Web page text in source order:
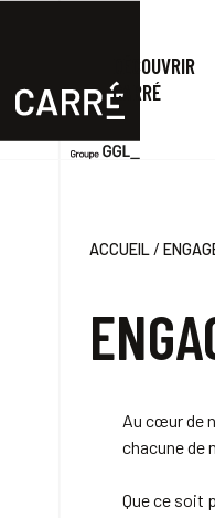
DÉCOUVRIR
CARRÉ
ACCUEIL /
Au cœur de
chacune de
Que ce soit